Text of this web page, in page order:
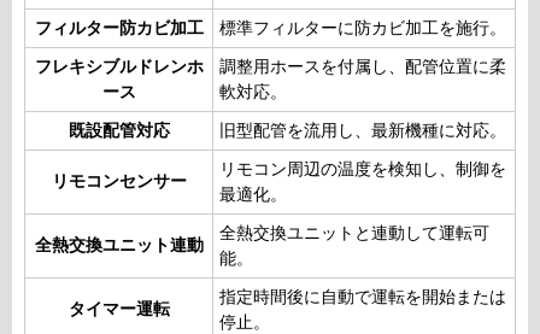
フィルター防カビ加工 標準フィルターに防カビ加工を施行。
フレキシブルドレンホ
ース
調整用ホースを付属し、配管位置に柔
軟対応。
既設配管対応 旧型配管を流用し、最新機種に対応。
リモコンセンサー
リモコン周辺の温度を検知し、制御を
最適化。
全熱交換ユニット連動
全熱交換ユニットと連動して運転可
能。
タイマー運転
指定時間後に自動で運転を開始または
停止。